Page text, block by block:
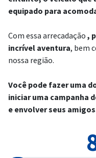
equipado para
Com essa arrecadação ,
incrível aventura, bem
nossa região.
Você pode fazer uma
iniciar uma campanha
e envolver seus